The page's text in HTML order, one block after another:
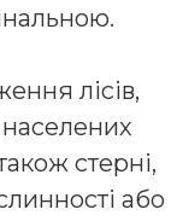
лісів,
стерні,
або